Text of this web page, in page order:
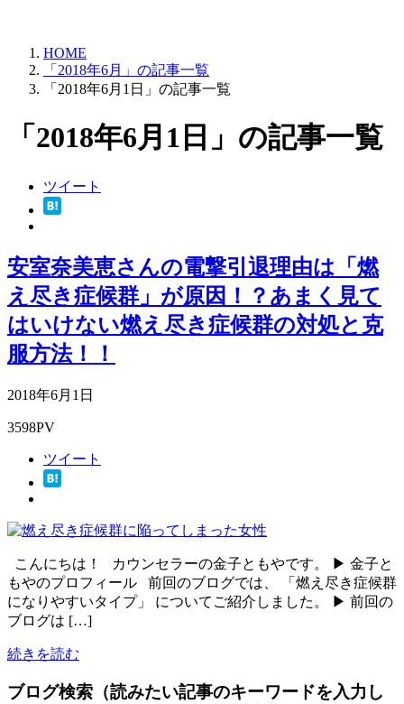
HOME
「2018年6月」の記事一覧
「2018年6月1日」の記事一覧
「2018年6月1日」の記事一覧
ツイート
安室奈美恵さんの電撃引退理由は「燃
え尽き症候群」が原因！？あまく見て
はいけない燃え尽き症候群の対処と克
服方法！！
2018年6月1日
3598PV
ツイート
こんにちは！ カウンセラーの金子ともやです。 ▶ 金子と
もやのプロフィール 前回のブログでは、 「燃え尽き症候群
になりやすいタイプ」 についてご紹介しました。 ▶ 前回の
ブログは […]
続きを読む
ブログ検索（読みたい記事のキーワードを入力し